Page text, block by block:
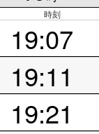
時刻
19:07
19:11
19:21